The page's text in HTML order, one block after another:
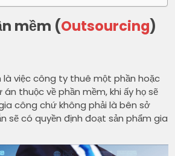
mềm (Outsourcing)
là việc công ty thuê một phần hoặc
thuộc về phần mềm, khi ấy họ sẽ
công chứ không phải là bên sở
sẽ có quyền định đoạt sản phẩm gia